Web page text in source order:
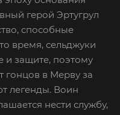
герой Эртугрул
способные
время, сельджуки
и защите, поэтому
гонцов в Мерву за
легенды. Воин
нести службу,